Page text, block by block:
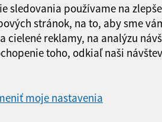
sledovania používame na
stránok, na to, aby sme
cielené reklamy, na analýzu
toho, odkiaľ naši
moje nastavenia